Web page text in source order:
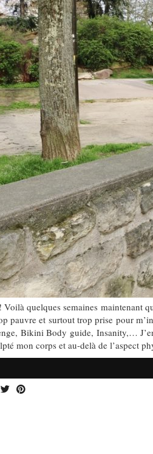
quelques semaines maintenant
pauvre et surtout trop prise pour
Bikini Body guide, Insanity,…
mon corps et au-delà de l’aspect